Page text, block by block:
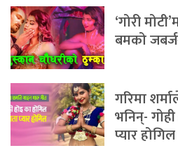
‘गोरी
बमको
गरिमा
भनिन्-
प्यार होगिल